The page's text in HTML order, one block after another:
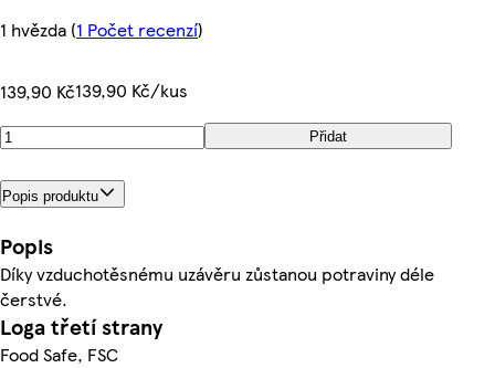
1 hvězda (1 Počet recenzí)
139,90 Kč139,90 Kč/kus
Přidat
Popis produktu
Popis
Díky vzduchotěsnému uzávěru zůstanou potraviny déle
čerstvé.
Loga třetí strany
Food Safe, FSC